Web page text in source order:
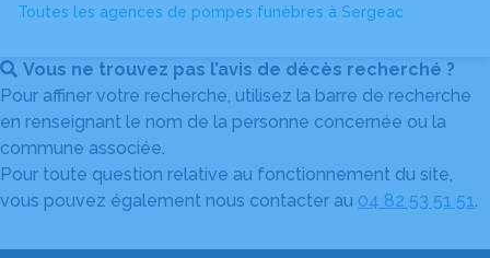
Toutes les agences de pompes funèbres à Sergeac
Vous ne trouvez pas l’avis de décès recherché ?
Pour affiner votre recherche, utilisez la barre de recherche
en renseignant le nom de la personne concernée ou la
commune associée.
Pour toute question relative au fonctionnement du site,
vous pouvez également nous contacter au 04 82 53 51 51.